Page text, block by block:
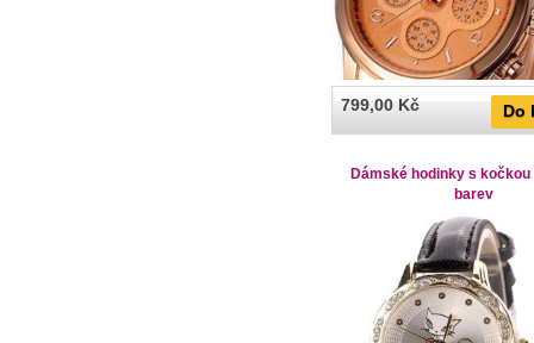
799,00 Kč Do
Dámské hodinky s kočkou
barev